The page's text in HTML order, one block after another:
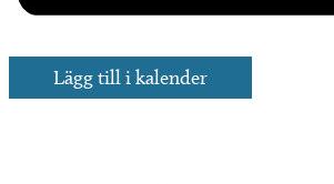
Lägg till i kalender